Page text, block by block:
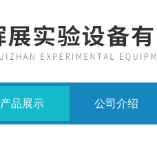
产品展示 公司介绍